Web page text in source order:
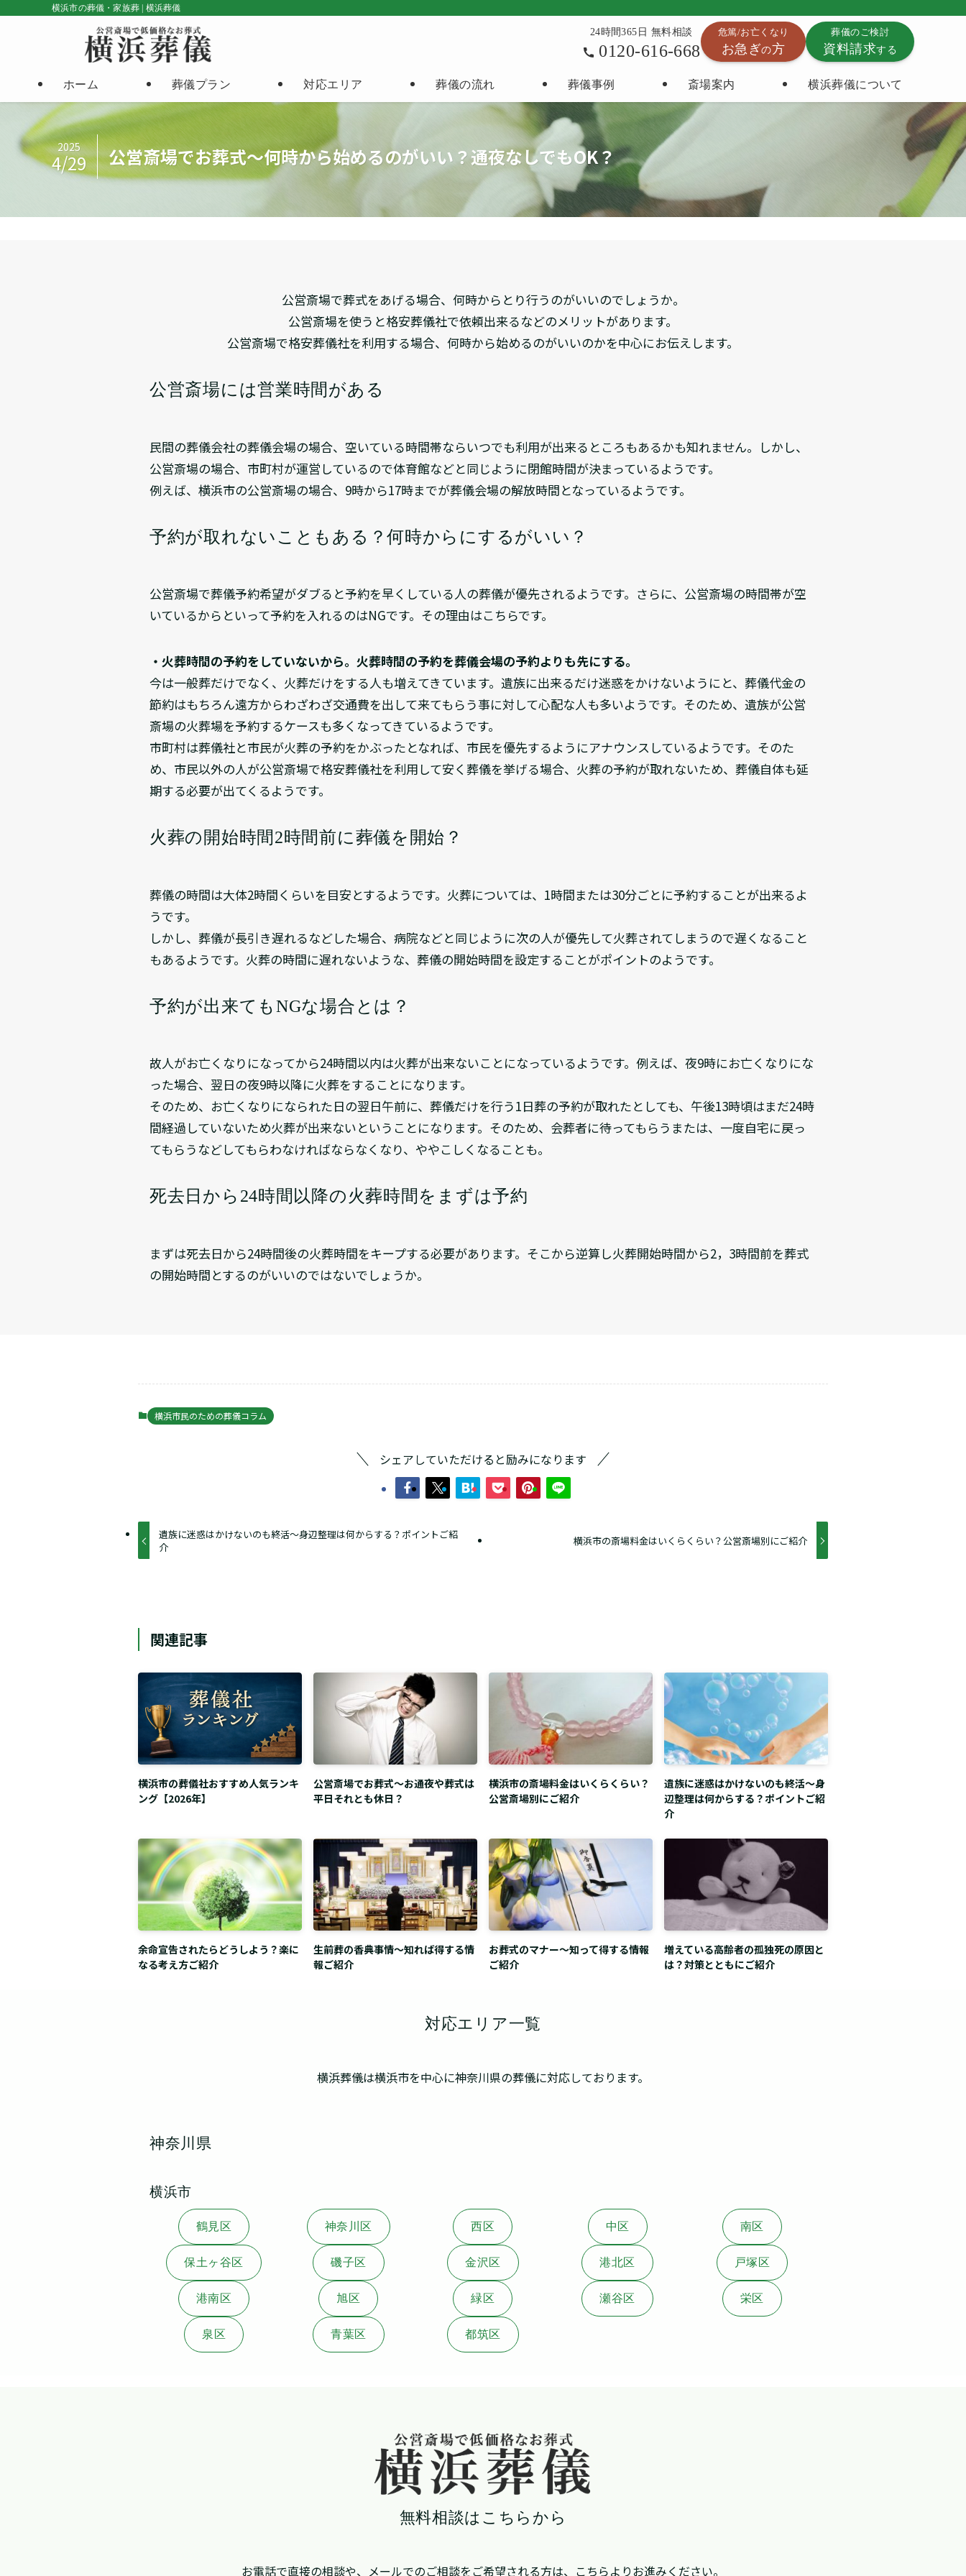
横浜市の葬儀・家族葬 | 横浜葬儀
ホーム 葬儀プラン 対応エリア 葬儀の流れ 葬儀事例 斎場案内 横浜葬儀について
24時間365日 無料相談
0120-616-668
危篤/お亡くなり
お急ぎの方
葬儀のご検討
資料請求する
公営斎場でお葬式～何時から始めるのがいい？通夜なしでもOK？
2025
4/29
公営斎場で葬式をあげる場合、何時からとり行うのがいいのでしょうか。
公営斎場を使うと格安葬儀社で依頼出来るなどのメリットがあります。
公営斎場で格安葬儀社を利用する場合、何時から始めるのがいいのかを中心にお伝えします。
公営斎場には営業時間がある
民間の葬儀会社の葬儀会場の場合、空いている時間帯ならいつでも利用が出来るところもあるかも知れません。しかし、
公営斎場の場合、市町村が運営しているので体育館などと同じように閉館時間が決まっているようです。
例えば、横浜市の公営斎場の場合、9時から17時までが葬儀会場の解放時間となっているようです。
予約が取れないこともある？何時からにするがいい？
公営斎場で葬儀予約希望がダブると予約を早くしている人の葬儀が優先されるようです。さらに、公営斎場の時間帯が空
いているからといって予約を入れるのはNGです。その理由はこちらです。
・火葬時間の予約をしていないから。火葬時間の予約を葬儀会場の予約よりも先にする。
今は一般葬だけでなく、火葬だけをする人も増えてきています。遺族に出来るだけ迷惑をかけないようにと、葬儀代金の
節約はもちろん遠方からわざわざ交通費を出して来てもらう事に対して心配な人も多いようです。そのため、遺族が公営
斎場の火葬場を予約するケースも多くなってきているようです。
市町村は葬儀社と市民が火葬の予約をかぶったとなれば、市民を優先するようにアナウンスしているようです。そのた
め、市民以外の人が公営斎場で格安葬儀社を利用して安く葬儀を挙げる場合、火葬の予約が取れないため、葬儀自体も延
期する必要が出てくるようです。
火葬の開始時間2時間前に葬儀を開始？
葬儀の時間は大体2時間くらいを目安とするようです。火葬については、1時間または30分ごとに予約することが出来るよ
うです。
しかし、葬儀が長引き遅れるなどした場合、病院などと同じように次の人が優先して火葬されてしまうので遅くなること
もあるようです。火葬の時間に遅れないような、葬儀の開始時間を設定することがポイントのようです。
予約が出来てもNGな場合とは？
故人がお亡くなりになってから24時間以内は火葬が出来ないことになっているようです。例えば、夜9時にお亡くなりにな
った場合、翌日の夜9時以降に火葬をすることになります。
そのため、お亡くなりになられた日の翌日午前に、葬儀だけを行う1日葬の予約が取れたとしても、午後13時頃はまだ24時
間経過していないため火葬が出来ないということになります。そのため、会葬者に待ってもらうまたは、一度自宅に戻っ
てもらうなどしてもらわなければならなくなり、ややこしくなることも。
死去日から24時間以降の火葬時間をまずは予約
まずは死去日から24時間後の火葬時間をキープする必要があります。そこから逆算し火葬開始時間から2，3時間前を葬式
の開始時間とするのがいいのではないでしょうか。
横浜市民のための葬儀コラム
シェアしていただけると励みになります
遺族に迷惑はかけないのも終活～身辺整理は何からする？ポイントご紹
介
横浜市の斎場料金はいくらくらい？公営斎場別にご紹介
関連記事
横浜市の葬儀社おすすめ人気ランキ
ング【2026年】
公営斎場でお葬式～お通夜や葬式は
平日それとも休日？
横浜市の斎場料金はいくらくらい？
公営斎場別にご紹介
遺族に迷惑はかけないのも終活～身
辺整理は何からする？ポイントご紹
介
余命宣告されたらどうしよう？楽に
なる考え方ご紹介
生前葬の香典事情～知れば得する情
報ご紹介
お葬式のマナー～知って得する情報
ご紹介
増えている高齢者の孤独死の原因と
は？対策とともにご紹介
対応エリア一覧
横浜葬儀は横浜市を中心に神奈川県の葬儀に対応しております。
神奈川県
横浜市
鶴見区 神奈川区 西区 中区 南区
保土ヶ谷区 磯子区 金沢区 港北区 戸塚区
港南区 旭区 緑区 瀬谷区 栄区
泉区 青葉区 都筑区
無料相談はこちらから
お電話で直接の相談や、メールでのご相談をご希望される方は、こちらよりお進みください。